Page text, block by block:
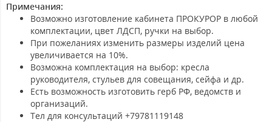
Примечания:
Возможно изготовление кабинета ПРОКУРОР в любой
комплектации, цвет ЛДСП, ручки на выбор.
При пожеланиях изменить размеры изделий цена
увеличивается на 10%.
Возможна комплектация на выбор: кресла
руководителя, стульев для совещания, сейфа и др.
Есть возможность изготовить герб РФ, ведомств и
организаций.
Тел для консультаций +79781119148